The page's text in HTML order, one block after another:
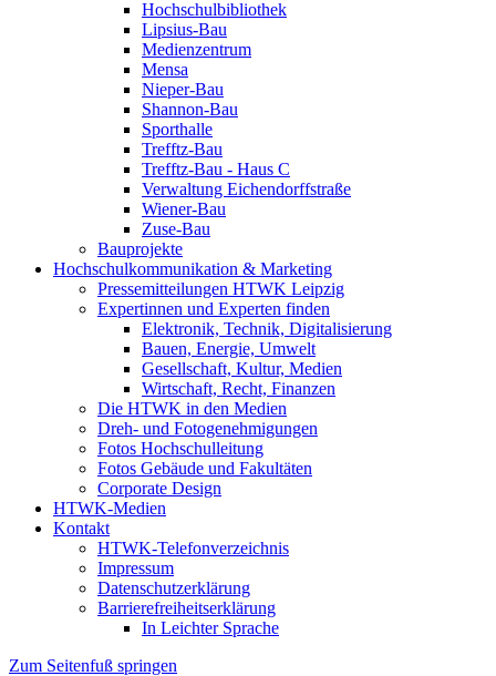
Hochschulbibliothek
Lipsius-Bau
Medienzentrum
Mensa
Nieper-Bau
Shannon-Bau
Sporthalle
Trefftz-Bau
Trefftz-Bau - Haus C
Verwaltung Eichendorffstraße
Wiener-Bau
Zuse-Bau
Bauprojekte
Hochschulkommunikation & Marketing
Pressemitteilungen HTWK Leipzig
Expertinnen und Experten finden
Elektronik, Technik, Digitalisierung
Bauen, Energie, Umwelt
Gesellschaft, Kultur, Medien
Wirtschaft, Recht, Finanzen
Die HTWK in den Medien
Dreh- und Fotogenehmigungen
Fotos Hochschulleitung
Fotos Gebäude und Fakultäten
Corporate Design
HTWK-Medien
Kontakt
HTWK-Telefonverzeichnis
Impressum
Datenschutzerklärung
Barrierefreiheitserklärung
In Leichter Sprache
Zum Seitenfuß springen